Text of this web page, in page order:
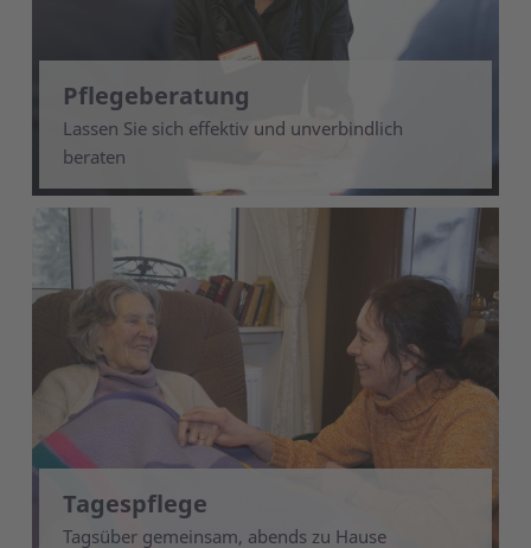
Pflegeberatung
Lassen Sie sich effektiv und unverbindlich
beraten
Tagespflege
Tagsüber gemeinsam, abends zu Hause